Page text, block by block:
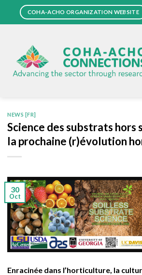
COHA-ACHO ORGANIZATION WEBSITE
NEWS [FR]
Science des substrats hors
la prochaine (r)évolution
30
Oct
Enracinée dans l’horticulture, la